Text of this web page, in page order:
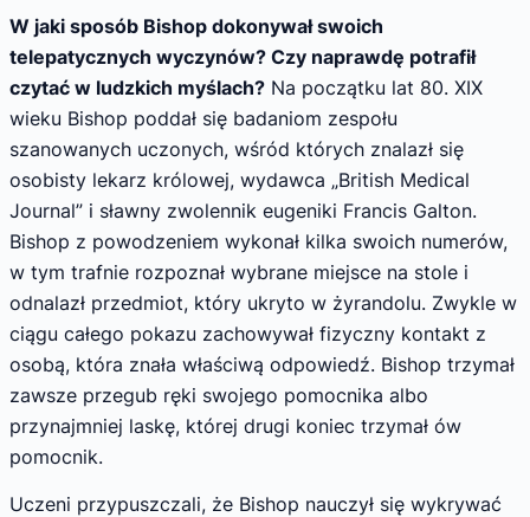
W jaki sposób Bishop dokonywał swoich
telepatycznych wyczynów? Czy naprawdę potrafił
czytać w ludzkich myślach? Na początku lat 80. XIX
wieku Bishop poddał się badaniom zespołu
szanowanych uczonych, wśród których znalazł się
osobisty lekarz królowej, wydawca „British Medical
Journal” i sławny zwolennik eugeniki Francis Galton.
Bishop z powodzeniem wykonał kilka swoich numerów,
w tym trafnie rozpoznał wybrane miejsce na stole i
odnalazł przedmiot, który ukryto w żyrandolu. Zwykle w
ciągu całego pokazu zachowywał fizyczny kontakt z
osobą, która znała właściwą odpowiedź. Bishop trzymał
zawsze przegub ręki swojego pomocnika albo
przynajmniej laskę, której drugi koniec trzymał ów
pomocnik.
Uczeni przypuszczali, że Bishop nauczył się wykrywać